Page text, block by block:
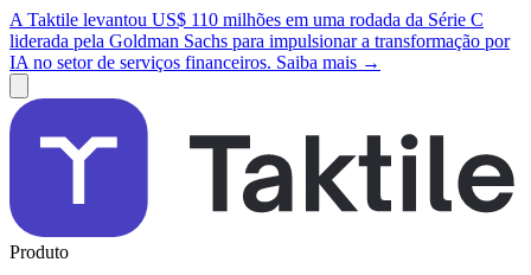
A Taktile levantou US$ 110 milhões em uma rodada da Série C
liderada pela Goldman Sachs para impulsionar a transformação por
IA no setor de serviços financeiros. Saiba mais →
Produto